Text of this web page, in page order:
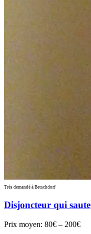
Très demandé à Betschdorf
Disjoncteur qui saute
Prix moyen: 80€ – 200€